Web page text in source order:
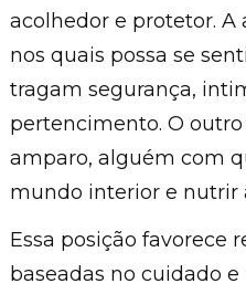
acolhedor e protetor. A
nos quais possa se
tragam segurança,
pertencimento. O
amparo, alguém com
mundo interior e nutrir
Essa posição favorece
baseadas no cuidado